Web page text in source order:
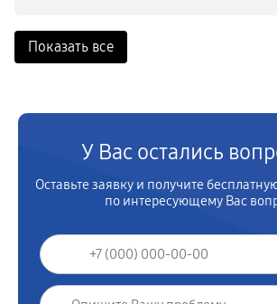
Показать все
У Вас остались
Оставьте заявку и получите
по интересующему Вас